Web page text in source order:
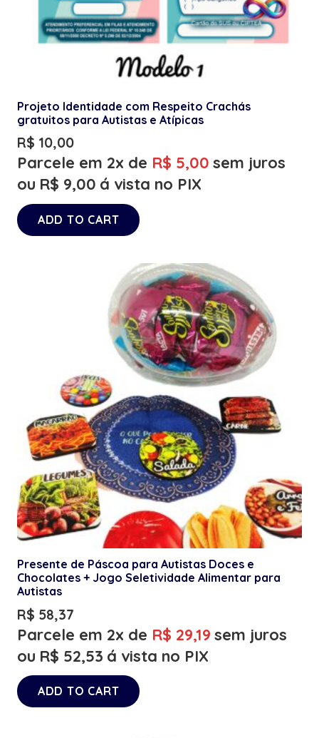
Projeto Identidade com Respeito Crachás
gratuitos para Autistas e Atípicas
R$ 10,00
Parcele em 2x de R$ 5,00 sem juros
ou R$ 9,00 á vista no PIX
ADD TO CART
Presente de Páscoa para Autistas Doces e
Chocolates + Jogo Seletividade Alimentar para
Autistas
R$ 58,37
Parcele em 2x de R$ 29,19 sem juros
ou R$ 52,53 á vista no PIX
ADD TO CART